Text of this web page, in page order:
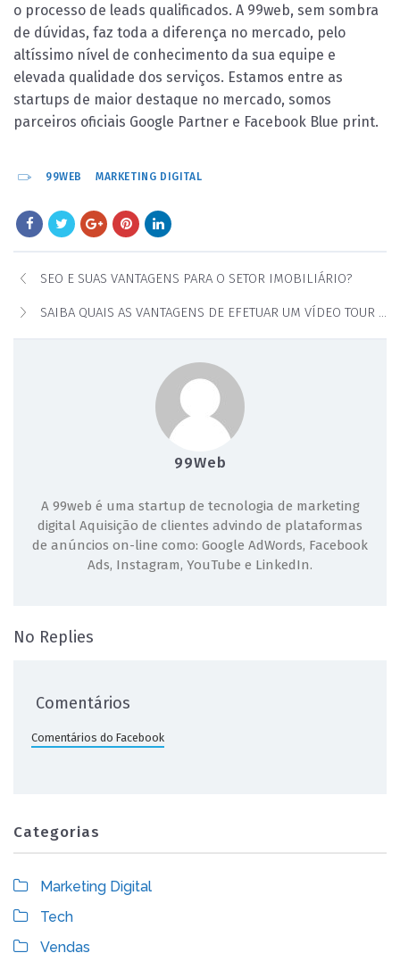
o processo de leads qualificados. A 99web, sem sombra
de dúvidas, faz toda a diferença no mercado, pelo
altíssimo nível de conhecimento da sua equipe e
elevada qualidade dos serviços. Estamos entre as
startups de maior destaque no mercado, somos
parceiros oficiais Google Partner e Facebook Blue print.
99WEB MARKETING DIGITAL
SEO E SUAS VANTAGENS PARA O SETOR IMOBILIÁRIO?
SAIBA QUAIS AS VANTAGENS DE EFETUAR UM VÍDEO TOUR DOS SEUS IMÓVEIS?
99Web
A 99web é uma startup de tecnologia de marketing
digital Aquisição de clientes advindo de plataformas
de anúncios on-line como: Google AdWords, Facebook
Ads, Instagram, YouTube e LinkedIn.
No Replies
Comentários
Comentários do Facebook
Categorias
Marketing Digital
Tech
Vendas